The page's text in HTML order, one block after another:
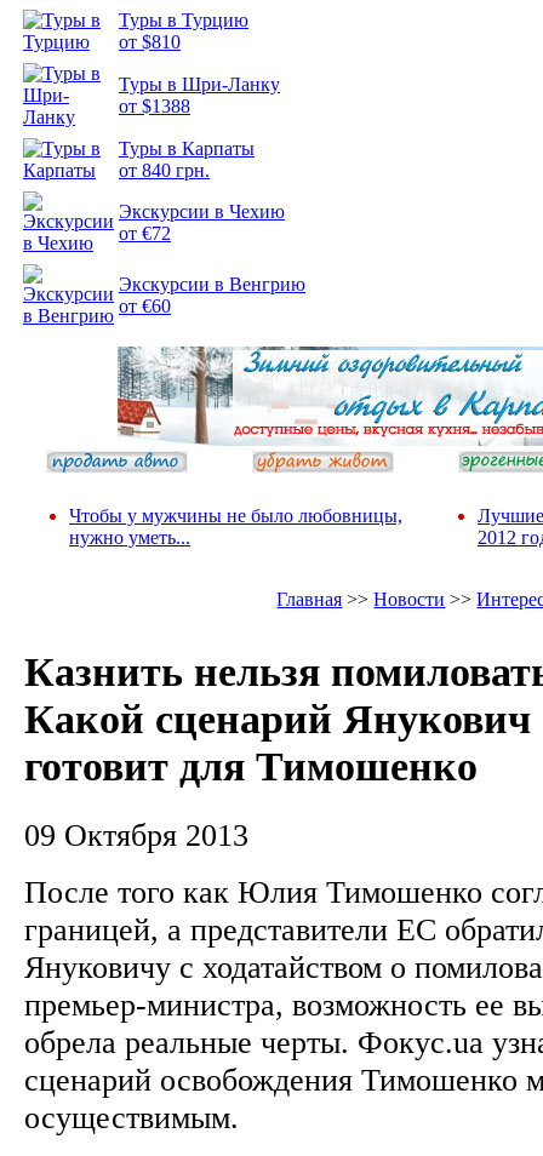
Туры в Турцию
от $810
Туры в Шри-Ланку
от $1388
Туры в Карпаты
от 840 грн.
Экскурсии в Чехию
от €72
Экскурсии в Венгрию
от €60
Чтобы у мужчины не было любовницы,
нужно уметь...
Лучшие
2012
Главная >>Новости >>
Казнить нельзя
Какой сценарий Янукович
готовит для Тимошенко
09 Октября 2013
После того как Юлия Тимошенко
границей, а представители ЕС
Януковичу с ходатайством о
премьер-министра, возможность ее
обрела реальные черты. Фокус.ua
сценарий освобождения Тимошенко
осуществимым.